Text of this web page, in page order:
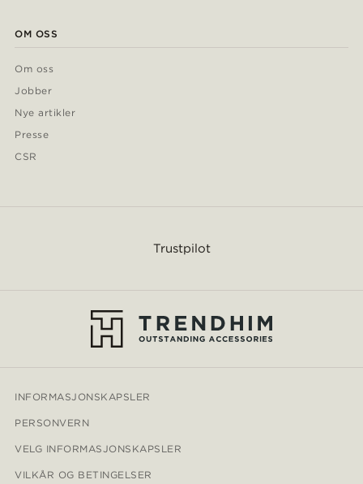
OM OSS
Om oss
Jobber
Nye artikler
Presse
CSR
Trustpilot
INFORMASJONSKAPSLER
PERSONVERN
VELG INFORMASJONSKAPSLER
VILKÅR OG BETINGELSER